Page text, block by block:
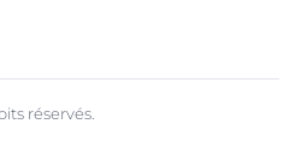
réservés.